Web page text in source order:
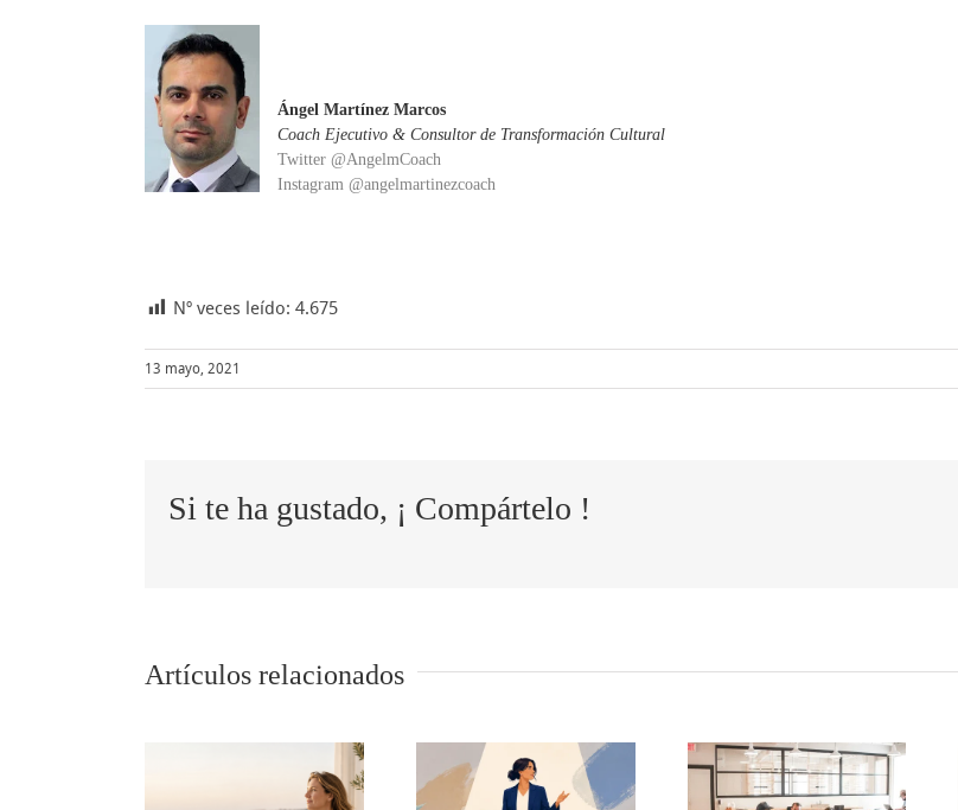
Ángel Martínez Marcos
Coach Ejecutivo & Consultor de Transformación Cultural
Twitter @AngelmCoach
Instagram @angelmartinezcoach
Nº veces leído: 4.675
13 mayo, 2021
Si te ha gustado, ¡ Compártelo !
Artículos relacionados
5 tips para
transformar
La agenda